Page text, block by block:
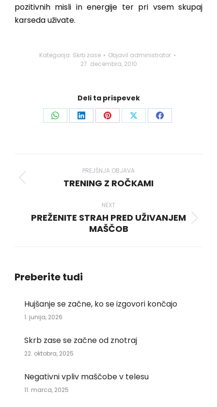
pozitivnih misli in energije ter pri vsem skupaj
karseda uživate.
Kategorija: Skrb zase Objavil administrator
27. decembra, 2010
Deli ta prispevek
Share Share Share Share Share
navigation
PREJŠNJA OBJAVA
Previous
TRENING Z ROČKAMI
NEXT
Next
PREŽENITE STRAH PRED UŽIVANJEM
MAŠČOB
Preberite tudi
Hujšanje se začne, ko se izgovori končajo
1. junija, 2026
Skrb zase se začne od znotraj
22. oktobra, 2025
Negativni vpliv maščobe v telesu
11. marca, 2025